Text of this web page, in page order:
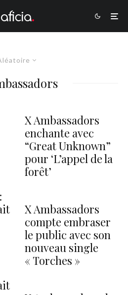
X Ambassadors
enchante avec
“Great Unknown”
pour ‘L’appel de la
forêt’
X Ambassadors
compte embraser
le public avec son
nouveau single
« Torches »